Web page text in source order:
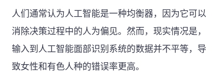
人们通常认为人工智能是一种均衡器，因为它可以
消除决策过程中的人为偏见。然而，现实情况是，
输入到人工智能面部识别系统的数据并不平等，导
致女性和有色人种的错误率更高。